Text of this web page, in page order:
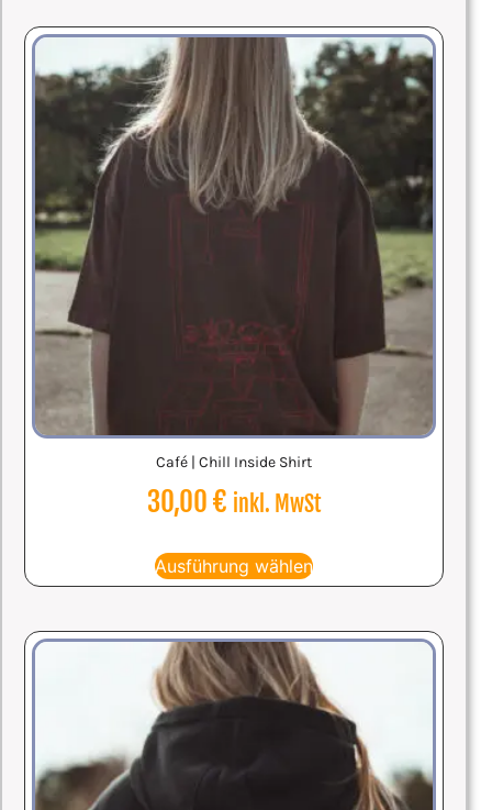
Café | Chill Inside Shirt
30,00€ inkl. MwSt
Ausführung wählen